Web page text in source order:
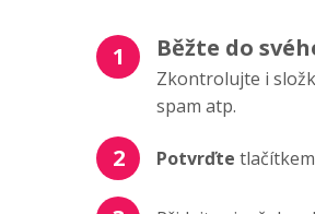
1 Běžte do
Zkontrolujte i
spam atp.
2 Potvrďte